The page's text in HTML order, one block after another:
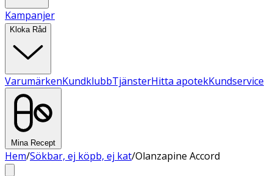
Kampanjer
Kloka Råd
VarumärkenKundklubbTjänsterHitta apotekKundservice
Mina Recept
Hem/Sökbar, ej köpb, ej kat/Olanzapine Accord